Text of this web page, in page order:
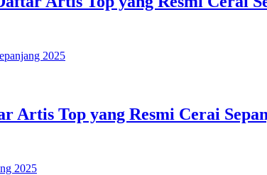
Artis Top yang Resmi Cerai